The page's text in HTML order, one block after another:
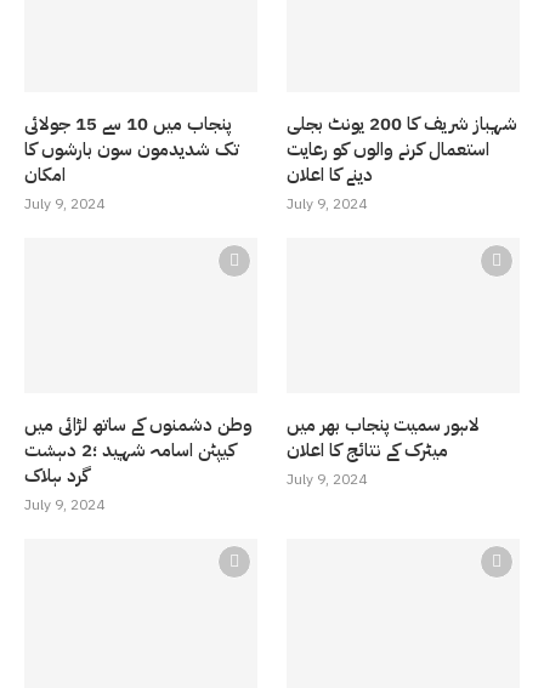
پنجاب میں 10 سے 15 جولائی
تک شدیدمون سون بارشوں کا
امکان
July 9, 2024
شہباز شریف کا 200 یونٹ بجلی
استعمال کرنے والوں کو رعایت
دینے کا اعلان
July 9, 2024
وطن دشمنوں کے ساتھ لڑائی میں
کیپٹن اسامہ شہید ؛2 دہشت
گرد ہلاک
July 9, 2024
لاہور سمیت پنجاب بھر میں
میٹرک کے نتائج کا اعلان
July 9, 2024